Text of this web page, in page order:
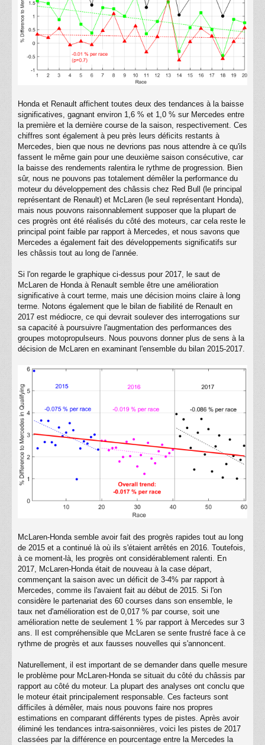
Honda et Renault affichent toutes deux des tendances à la baisse
significatives, gagnant environ 1,6 % et 1,0 % sur Mercedes entre
la première et la dernière course de la saison, respectivement. Ces
chiffres sont également à peu près leurs déficits restants à
Mercedes, bien que nous ne devrions pas nous attendre à ce qu'ils
fassent le même gain pour une deuxième saison consécutive, car
la baisse des rendements ralentira le rythme de progression. Bien
sûr, nous ne pouvons pas totalement démêler la performance du
moteur du développement des châssis chez Red Bull (le principal
représentant de Renault) et McLaren (le seul représentant Honda),
mais nous pouvons raisonnablement supposer que la plupart de
ces progrès ont été réalisés du côté des moteurs, car cela reste le
principal point faible par rapport à Mercedes, et nous savons que
Mercedes a également fait des développements significatifs sur
les châssis tout au long de l'année.
Si l'on regarde le graphique ci-dessus pour 2017, le saut de
McLaren de Honda à Renault semble être une amélioration
significative à court terme, mais une décision moins claire à long
terme. Notons également que le bilan de fiabilité de Renault en
2017 est médiocre, ce qui devrait soulever des interrogations sur
sa capacité à poursuivre l'augmentation des performances des
groupes motopropulseurs. Nous pouvons donner plus de sens à la
décision de McLaren en examinant l'ensemble du bilan 2015-2017.
McLaren-Honda semble avoir fait des progrès rapides tout au long
de 2015 et a continué là où ils s'étaient arrêtés en 2016. Toutefois,
à ce moment-là, les progrès ont considérablement ralenti. En
2017, McLaren-Honda était de nouveau à la case départ,
commençant la saison avec un déficit de 3-4% par rapport à
Mercedes, comme ils l'avaient fait au début de 2015. Si l'on
considère le partenariat des 60 courses dans son ensemble, le
taux net d'amélioration est de 0,017 % par course, soit une
amélioration nette de seulement 1 % par rapport à Mercedes sur 3
ans. Il est compréhensible que McLaren se sente frustré face à ce
rythme de progrès et aux fausses nouvelles qui s'annoncent.
Naturellement, il est important de se demander dans quelle mesure
le problème pour McLaren-Honda se situait du côté du châssis par
rapport au côté du moteur. La plupart des analyses ont conclu que
le moteur était principalement responsable. Ces facteurs sont
difficiles à démêler, mais nous pouvons faire nos propres
estimations en comparant différents types de pistes. Après avoir
éliminé les tendances intra-saisonnières, voici les pistes de 2017
classées par la différence en pourcentage entre la Mercedes la